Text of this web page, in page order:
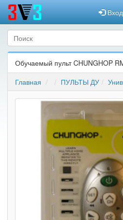
Вход
Обучаемый пульт CHUNGHOP
Главная
ПУЛЬТЫ ДУ